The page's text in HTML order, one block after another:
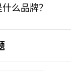
么品牌？